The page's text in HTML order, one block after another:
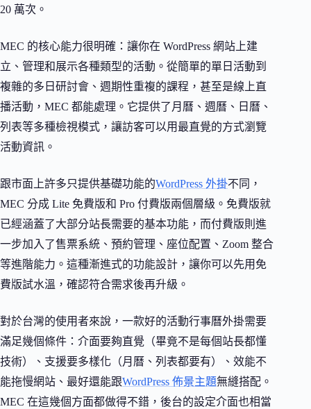
20 萬次。
MEC 的核心能力很明確：讓你在 WordPress 網站上建
立、管理和展示各種類型的活動。從簡單的單日活動到
複雜的多日研討會、週期性重複的課程，甚至是線上直
播活動，MEC 都能處理。它提供了月曆、週曆、日曆、
列表等多種檢視模式，讓訪客可以用最直覺的方式瀏覽
活動資訊。
跟市面上許多只提供基礎功能的WordPress 外掛不同，
MEC 分成 Lite 免費版和 Pro 付費版兩個層級。免費版就
已經涵蓋了大部分站長需要的基本功能，而付費版則進
一步加入了售票系統、預約管理、座位配置、Zoom 整合
等進階能力。這種漸進式的功能設計，讓你可以先用免
費版試水溫，確認符合需求後再升級。
對於台灣的使用者來說，一款好的活動行事曆外掛需要
滿足幾個條件：介面要夠直覺（畢竟不是每個站長都懂
技術）、支援要多樣化（月曆、列表都要有）、效能不
能拖慢網站、最好還能跟WordPress 佈景主題無縫搭配。
MEC 在這幾個方面都做得不錯，後台的設定介面也相當